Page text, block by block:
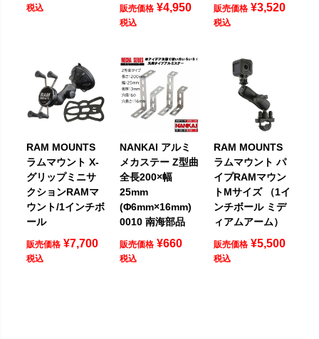
税込 販売価格 ¥4,950
税込
販売価格 ¥3,520
税込
RAM MOUNTS
ラムマウント X-
グリップミニサ
クションRAMマ
ウント/1インチボ
ール
販売価格 ¥7,700
税込
NANKAI アルミ
メカステー Z型曲
全長200×幅
25mm
(Φ6mm×16mm)
0010 南海部品
販売価格 ¥660
税込
RAM MOUNTS
ラムマウント パ
イプRAMマウン
トMサイズ （1イ
ンチボール ミデ
ィアムアーム）
販売価格 ¥5,500
税込